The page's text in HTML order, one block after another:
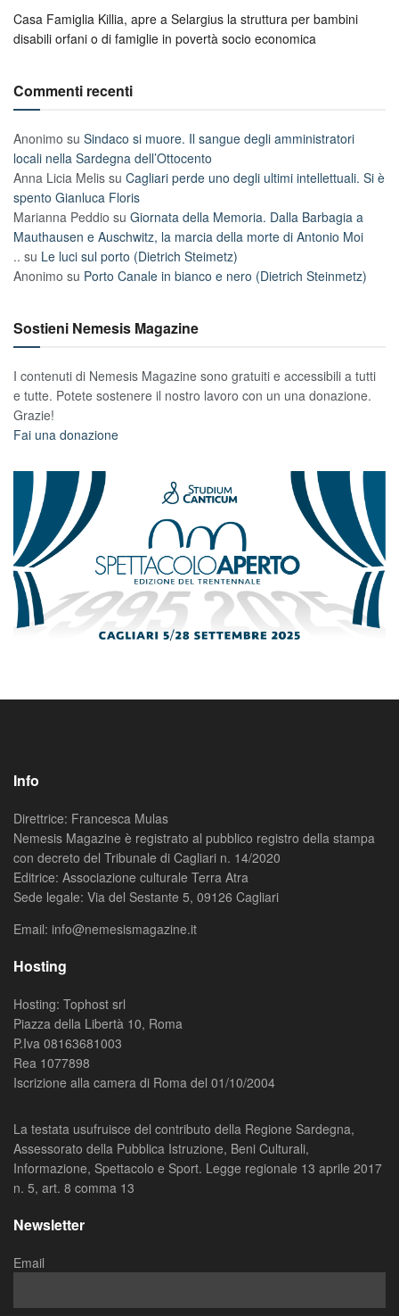
Casa Famiglia Killia, apre a Selargius la struttura per bambini
disabili orfani o di famiglie in povertà socio economica
Commenti recenti
Anonimo su Sindaco si muore. Il sangue degli amministratori
locali nella Sardegna dell’Ottocento
Anna Licia Melis su Cagliari perde uno degli ultimi intellettuali. Si è
spento Gianluca Floris
Marianna Peddio su Giornata della Memoria. Dalla Barbagia a
Mauthausen e Auschwitz, la marcia della morte di Antonio Moi
.. su Le luci sul porto (Dietrich Steimetz)
Anonimo su Porto Canale in bianco e nero (Dietrich Steinmetz)
Sostieni Nemesis Magazine
I contenuti di Nemesis Magazine sono gratuiti e accessibili a tutti
e tutte. Potete sostenere il nostro lavoro con un una donazione.
Grazie!
Fai una donazione
Info
Direttrice: Francesca Mulas
Nemesis Magazine è registrato al pubblico registro della stampa
con decreto del Tribunale di Cagliari n. 14/2020
Editrice: Associazione culturale Terra Atra
Sede legale: Via del Sestante 5, 09126 Cagliari
Email: info@nemesismagazine.it
Hosting
Hosting: Tophost srl
Piazza della Libertà 10, Roma
P.Iva 08163681003
Rea 1077898
Iscrizione alla camera di Roma del 01/10/2004
La testata usufruisce del contributo della Regione Sardegna,
Assessorato della Pubblica Istruzione, Beni Culturali,
Informazione, Spettacolo e Sport. Legge regionale 13 aprile 2017
n. 5, art. 8 comma 13
Newsletter
Email